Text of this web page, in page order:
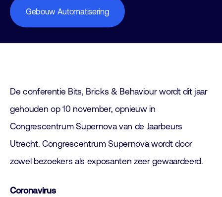
Gebouw Automatisering
De conferentie Bits, Bricks & Behaviour wordt dit jaar
gehouden op 10 november, opnieuw in
Congrescentrum Supernova van de Jaarbeurs
Utrecht. Congrescentrum Supernova wordt door
zowel bezoekers als exposanten zeer gewaardeerd.
Coronavirus